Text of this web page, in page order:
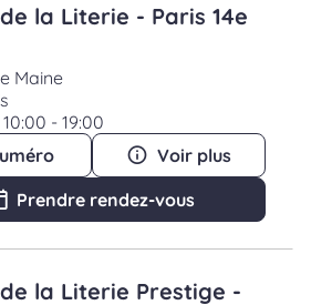
la Literie - Paris 14e
Maine
- 19:00
Voir plus
Prendre rendez-vous
la Literie Prestige -